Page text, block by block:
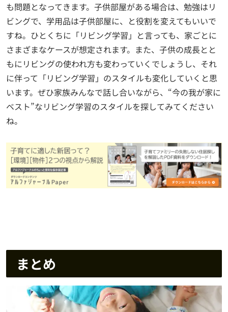
も問題となってきます。子供部屋がある場合は、勉強はリ
ビングで、学用品は子供部屋に、と役割を変えてもいいで
すね。ひとくちに「リビング学習」と言っても、家ごとに
さまざまなケースが想定されます。また、子供の成長とと
もにリビングの使われ方も変わっていくでしょうし、それ
に伴って「リビング学習」のスタイルも変化していくと思
います。ぜひ家族みんなで話し合いながら、“今の我が家に
ベスト”なリビング学習のスタイルを探してみてください
ね。
まとめ